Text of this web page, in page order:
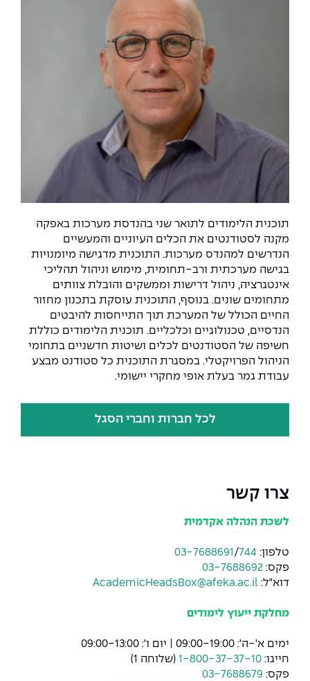
תוכנית הלימודים לתואר שני בהנדסת מערכות באפקה
מקנה לסטודנטים את הכלים העיוניים והמעשיים
הנדרשים למהנדס מערכות. התוכנית מדגישה מיומנויות
בגישה מערכתית ורב-תחומית, מימוש וניהול תהליכי
אינטגרציה, ניהול דרישות וממשקים והובלת צוותים
מתחומים שונים. בנוסף, התוכנית עוסקת בתכנון מחזור
החיים הכולל של המערכת תוך התייחסות להיבטים
הנדסיים, טכנולוגיים וכלכליים. תוכנית הלימודים כוללת
חשיפה של הסטודנטים לכלים ושיטות חדשניים בתחומי
הניהול הפרויקטלי. במסגרת התוכנית כל סטודנט מבצע
עבודת גמר בעלת אופי מחקרי יישומי.
לכל חברות וחברי הסגל
צרו קשר
לשכת הנהלה אקדמית
טלפון: 03-7688691 /744
פקס: 03-7688692
דוא"ל: AcademicHeadsBox@afeka.ac.il
מחלקת ייעוץ לימודים
ימים א'-ה': 09:00-19:00 | יום ו': 09:00-13:00
חייגו: 1-800-37-37-10 (שלוחה 1)
פקס: 03-7688679